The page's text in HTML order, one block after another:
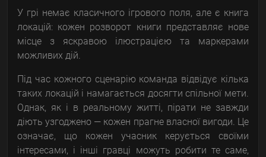
У грі немає класичного ігрового поля, але є книга
локацій: кожен розворот книги представляє нове
місце з яскравою ілюстрацією та маркерами
можливих дій.
Під час кожного сценарію команда відвідує кілька
таких локацій і намагається досягти спільної мети.
Однак, як і в реальному житті, пірати не завжди
діють узгоджено — кожен прагне власної вигоди. Це
означає, що кожен учасник керується своїми
інтересами, і інші гравці можуть робити те саме,